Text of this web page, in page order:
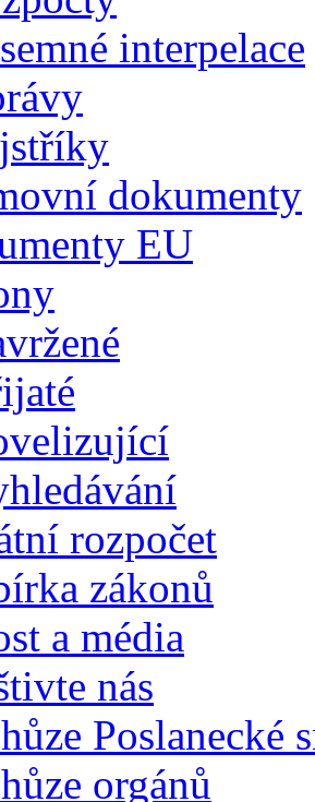
interpelace
dokumenty
EU
rozpočet
zákonů
a média
nás
Poslanecké
orgánů